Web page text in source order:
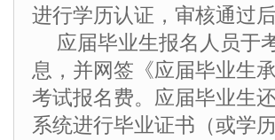
进行学历认证，审核通过
应届毕业生报名人员于
息，并网签《应届毕业生
考试报名费。应届毕业生
系统进行毕业证书（或学